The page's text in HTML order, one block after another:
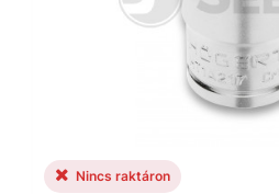
Nincs raktáron